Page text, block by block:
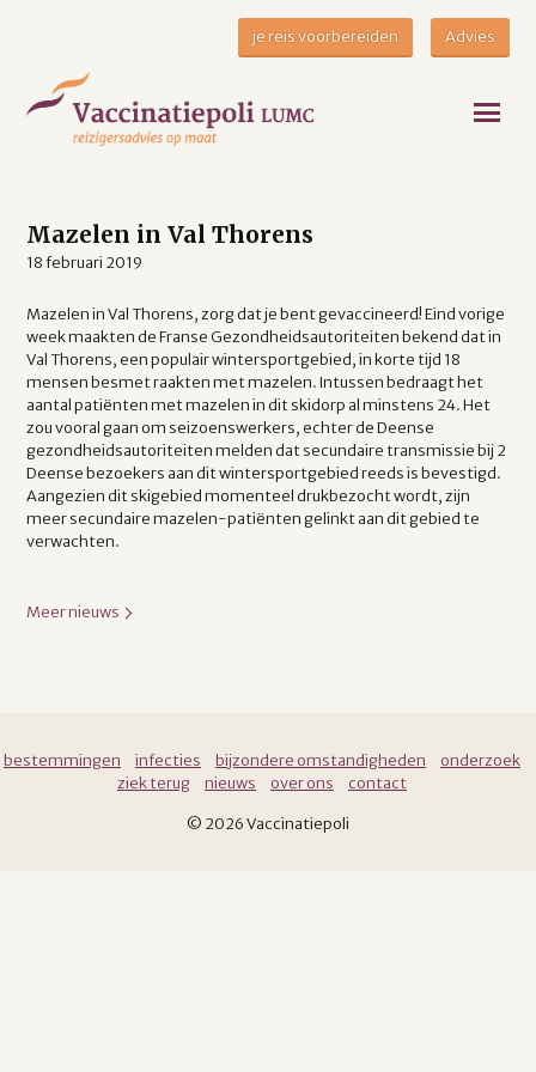
je reis voorbereiden Advies
Mazelen in Val Thorens
18 februari 2019
Mazelen in Val Thorens, zorg dat je bent gevaccineerd! Eind vorige
week maakten de Franse Gezondheidsautoriteiten bekend dat in
Val Thorens, een populair wintersportgebied, in korte tijd 18
mensen besmet raakten met mazelen. Intussen bedraagt het
aantal patiënten met mazelen in dit skidorp al minstens 24. Het
zou vooral gaan om seizoenswerkers, echter de Deense
gezondheidsautoriteiten melden dat secundaire transmissie bij 2
Deense bezoekers aan dit wintersportgebied reeds is bevestigd.
Aangezien dit skigebied momenteel drukbezocht wordt, zijn
meer secundaire mazelen-patiënten gelinkt aan dit gebied te
verwachten.
Meer nieuws
bestemmingen infecties bijzondere omstandigheden
onderzoek
ziek terug
nieuws over ons contact
© 2026 Vaccinatiepoli